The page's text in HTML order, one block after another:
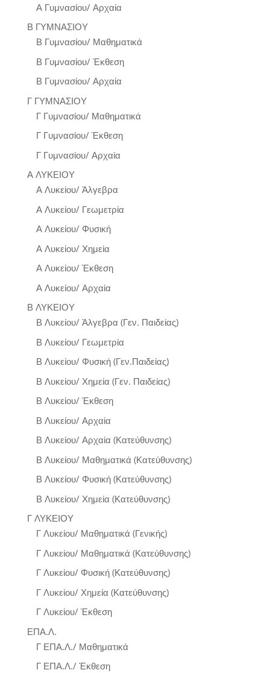
Α Γυμνασίου/ Αρχαία
Β ΓΥΜΝΑΣΙΟΥ
Β Γυμνασίου/ Μαθηματικά
Β Γυμνασίου/ Έκθεση
Β Γυμνασίου/ Αρχαία
Γ ΓΥΜΝΑΣΙΟΥ
Γ Γυμνασίου/ Μαθηματικά
Γ Γυμνασίου/ Έκθεση
Γ Γυμνασίου/ Αρχαία
Α ΛΥΚΕΙΟΥ
Α Λυκείου/ Άλγεβρα
Α Λυκείου/ Γεωμετρία
Α Λυκείου/ Φυσική
Α Λυκείου/ Χημεία
Α Λυκείου/ Έκθεση
Α Λυκείου/ Αρχαία
Β ΛΥΚΕΙΟΥ
Β Λυκείου/ Άλγεβρα (Γεν. Παιδείας)
Β Λυκείου/ Γεωμετρία
Β Λυκείου/ Φυσική (Γεν.Παιδείας)
Β Λυκείου/ Χημεία (Γεν. Παιδείας)
Β Λυκείου/ Έκθεση
Β Λυκείου/ Αρχαία
Β Λυκείου/ Αρχαία (Κατεύθυνσης)
Β Λυκείου/ Μαθηματικά (Κατεύθυνσης)
Β Λυκείου/ Φυσική (Κατεύθυνσης)
Β Λυκείου/ Χημεία (Κατεύθυνσης)
Γ ΛΥΚΕΙΟΥ
Γ Λυκείου/ Μαθηματικά (Γενικής)
Γ Λυκείου/ Μαθηματικά (Κατεύθυνσης)
Γ Λυκείου/ Φυσική (Κατεύθυνσης)
Γ Λυκείου/ Χημεία (Κατεύθυνσης)
Γ Λυκείου/ Έκθεση
ΕΠΑ.Λ.
Γ ΕΠΑ.Λ./ Μαθηματικά
Γ ΕΠΑ.Λ./ Έκθεση